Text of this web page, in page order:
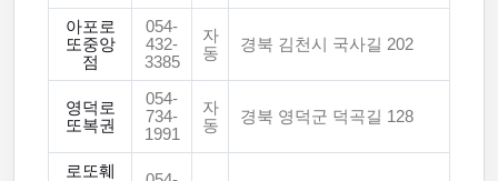
아포로
또중앙
점
054-
432-
3385
자
동
경북 김천시 국사길 202
영덕로
또복권
054-
734-
1991
자
동
경북 영덕군 덕곡길 128
로또훼